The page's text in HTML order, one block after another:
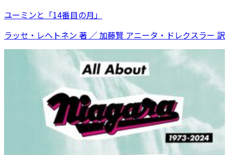
ユーミンと「14番目の月」
ラッセ・レヘトネン 著 ／ 加藤賢 アニータ・ドレクスラー 訳